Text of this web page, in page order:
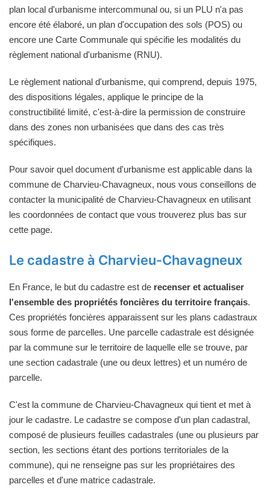
plan local d'urbanisme intercommunal ou, si un PLU n'a pas
encore été élaboré, un plan d'occupation des sols (POS) ou
encore une Carte Communale qui spécifie les modalités du
règlement national d'urbanisme (RNU).
Le règlement national d'urbanisme, qui comprend, depuis 1975,
des dispositions légales, applique le principe de la
constructibilité limité, c'est-à-dire la permission de construire
dans des zones non urbanisées que dans des cas très
spécifiques.
Pour savoir quel document d'urbanisme est applicable dans la
commune de Charvieu-Chavagneux, nous vous conseillons de
contacter la municipalité de Charvieu-Chavagneux en utilisant
les coordonnées de contact que vous trouverez plus bas sur
cette page.
Le cadastre à Charvieu-Chavagneux
En France, le but du cadastre est de recenser et actualiser
l'ensemble des propriétés foncières du territoire français.
Ces propriétés foncières apparaissent sur les plans cadastraux
sous forme de parcelles. Une parcelle cadastrale est désignée
par la commune sur le territoire de laquelle elle se trouve, par
une section cadastrale (une ou deux lettres) et un numéro de
parcelle.
C'est la commune de Charvieu-Chavagneux qui tient et met à
jour le cadastre. Le cadastre se compose d'un plan cadastral,
composé de plusieurs feuilles cadastrales (une ou plusieurs par
section, les sections étant des portions territoriales de la
commune), qui ne renseigne pas sur les propriétaires des
parcelles et d'une matrice cadastrale.